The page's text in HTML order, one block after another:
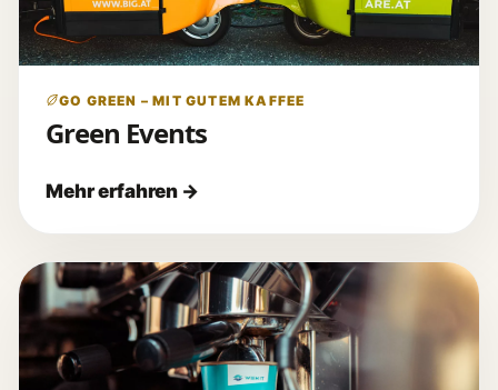
GO GREEN – MIT GUTEM KAFFEE
Green Events